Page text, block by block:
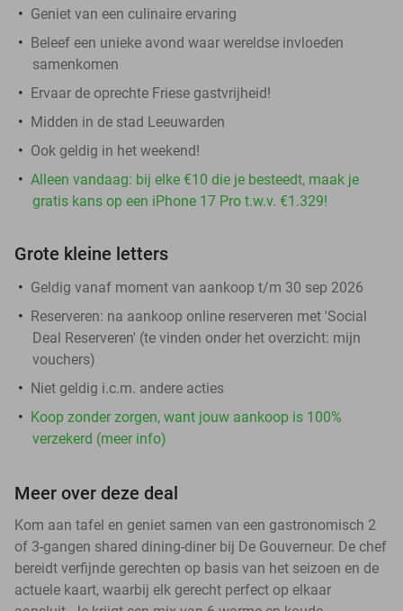
Geniet van een culinaire ervaring
Beleef een unieke avond waar wereldse invloeden
samenkomen
Ervaar de oprechte Friese gastvrijheid!
Midden in de stad Leeuwarden
Ook geldig in het weekend!
Alleen vandaag: bij elke €10 die je besteedt, maak je
gratis kans op een iPhone 17 Pro t.w.v. €1.329!
Grote kleine letters
Geldig vanaf moment van aankoop t/m 30 sep 2026
Reserveren: na aankoop online reserveren met 'Social
Deal Reserveren' (te vinden onder het overzicht: mijn
vouchers)
Niet geldig i.c.m. andere acties
Koop zonder zorgen, want jouw aankoop is 100%
verzekerd (meer info)
Meer over deze deal
Kom aan tafel en geniet samen van een gastronomisch 2
of 3-gangen shared dining-diner bij De Gouverneur. De chef
bereidt verfijnde gerechten op basis van het seizoen en de
actuele kaart, waarbij elk gerecht perfect op elkaar